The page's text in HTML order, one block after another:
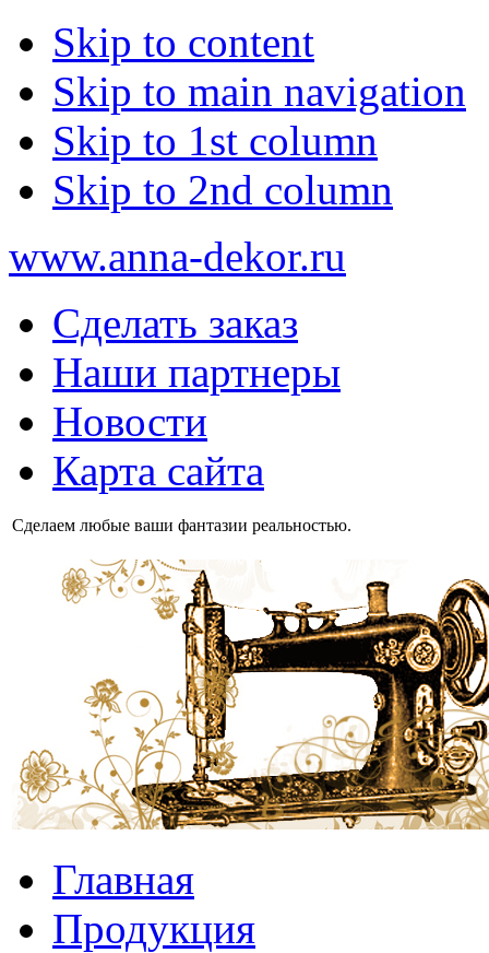
Skip to content
Skip to main navigation
Skip to 1st column
Skip to 2nd column
www.anna-dekor.ru
Сделать заказ
Наши партнеры
Новости
Карта сайта
Сделаем любые ваши фантазии реальностью.
Главная
Продукция